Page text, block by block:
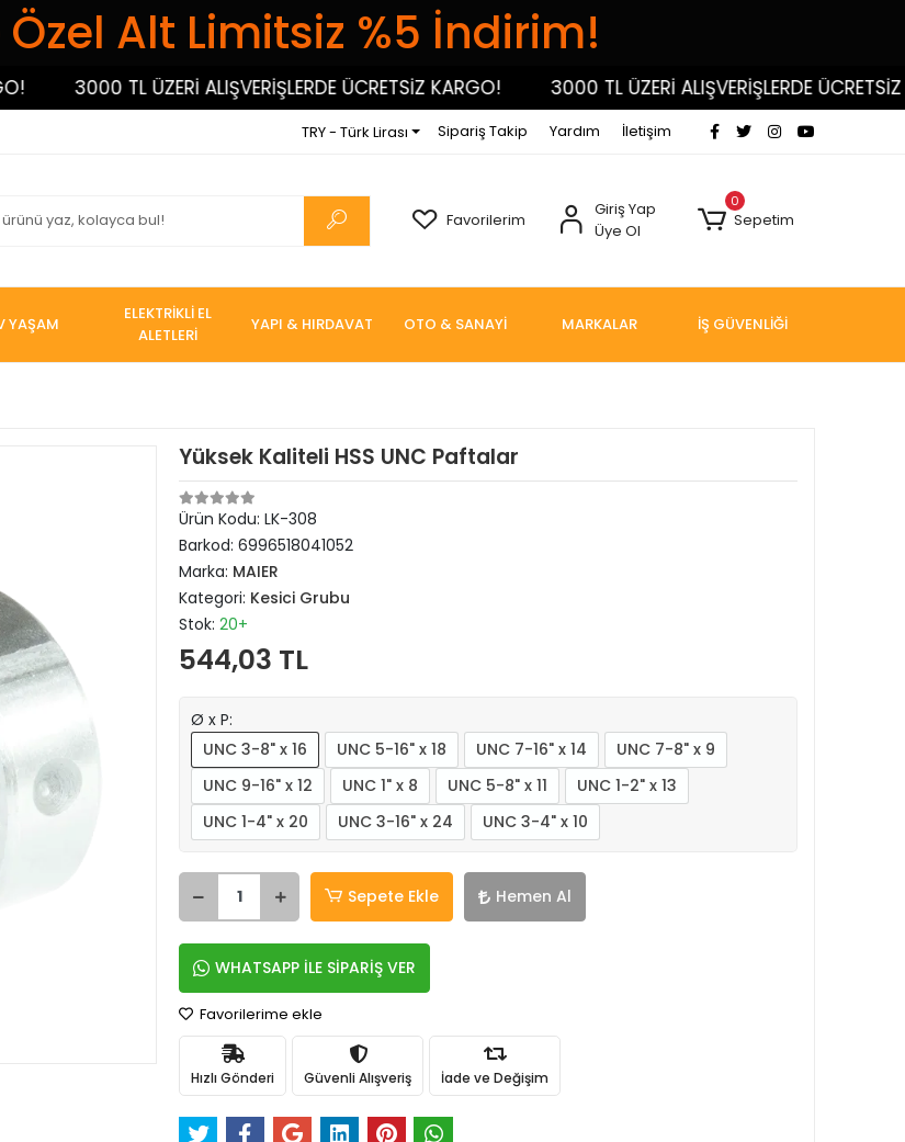
Alt Limitsiz %5 İndirim!
3000 TL ÜZERİ ALIŞVERİŞLERDE ÜCRETSİZ KARGO! 3000 TL ÜZERİ ALIŞVERİŞLERDE ÜCRETSİZ
TRY - Türk Lirası Sipariş Takip Yardım İletişim
Favorilerim
Giriş Yap
Üye Ol
0
Sepetim
YAŞAM
ELEKTRİKLİ EL
ALETLERİ
YAPI & HIRDAVAT OTO & SANAYİ MARKALAR İŞ GÜVENLİĞİ
Yüksek Kaliteli HSS UNC Paftalar
Ürün Kodu: LK-308
Barkod: 6996518041052
Marka: MAIER
Kategori: Kesici Grubu
Stok: 20+
544,03 TL
Ø x P:
UNC 3-8" x 16
UNC 5-16" x 18 UNC 7-16" x 14
UNC 7-8" x 9
UNC 9-16" x 12
UNC 1" x 8 UNC 5-8" x 11
UNC 1-2" x 13
UNC 1-4" x 20
UNC 3-16" x 24 UNC 3-4" x 10
Sepete Ekle Hemen Al
WHATSAPP İLE SİPARİŞ VER
Favorilerime ekle
Hızlı Gönderi Güvenli Alışveriş İade ve Değişim